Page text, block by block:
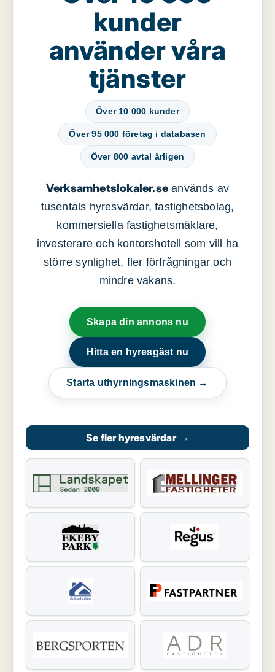
kunder
använder våra
tjänster
Över 10 000 kunder
Över 95 000 företag i databasen
Över 800 avtal årligen
Verksamhetslokaler.se används av
tusentals hyresvärdar, fastighetsbolag,
kommersiella fastighetsmäklare,
investerare och kontorshotell som vill ha
större synlighet, fler förfrågningar och
mindre vakans.
Skapa din annons nu
Hitta en hyresgäst nu
Starta uthyrningsmaskinen →
Se fler hyresvärdar →